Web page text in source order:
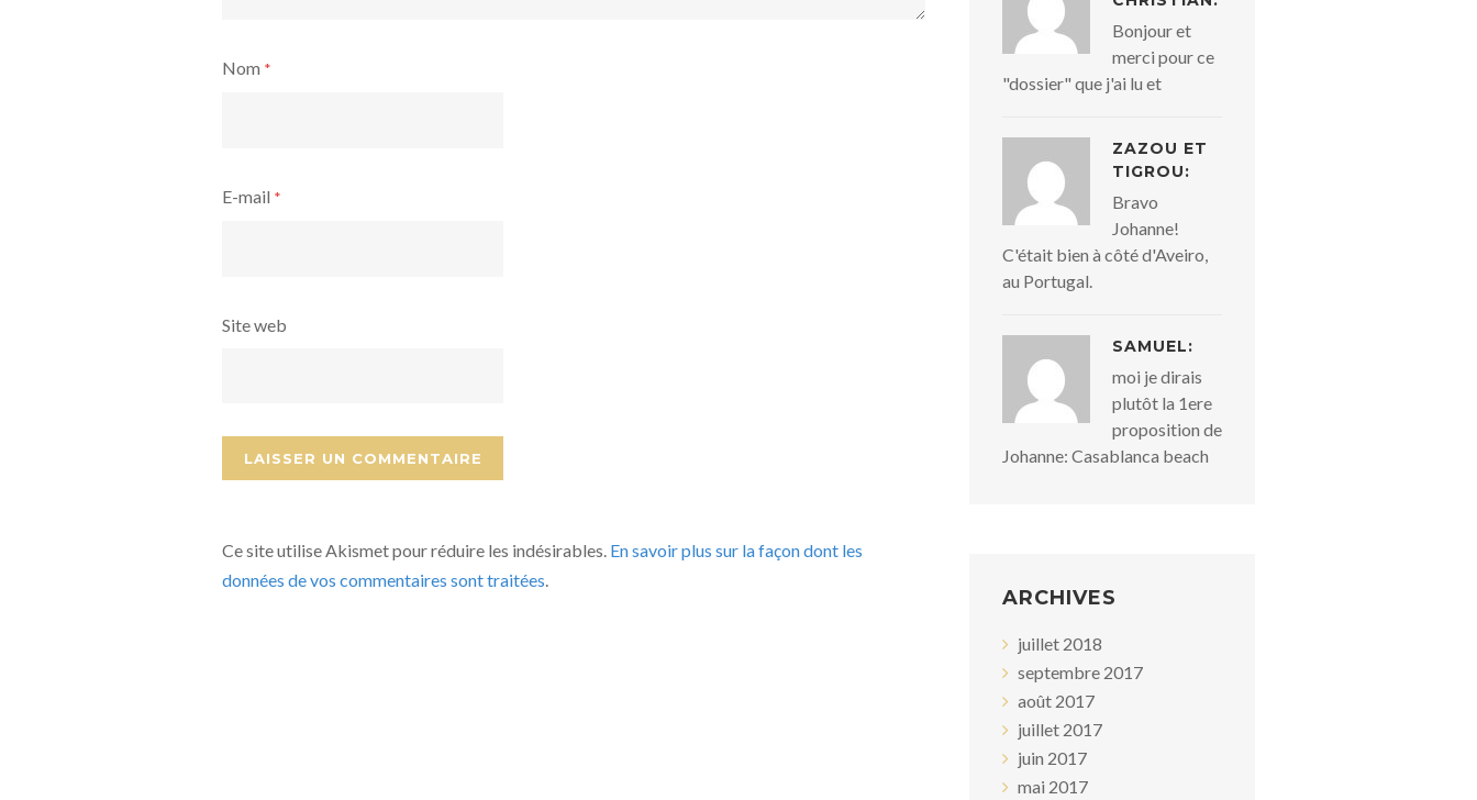
Nom *
E-mail *
Site web
Ce site utilise Akismet pour réduire les indésirables. En savoir plus sur la façon dont les
données de vos commentaires sont traitées.
Bonjour et
merci pour ce
"dossier" que j'ai lu et
ZAZOU ET
TIGROU:
Bravo
Johanne!
C'était bien à côté d'Aveiro,
au Portugal.
SAMUEL:
moi je dirais
plutôt la 1ere
proposition de
Johanne: Casablanca beach
ARCHIVES
juillet 2018
septembre 2017
août 2017
juillet 2017
juin 2017
mai 2017